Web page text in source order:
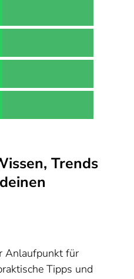
Trends
Anlaufpunkt für
Tipps und